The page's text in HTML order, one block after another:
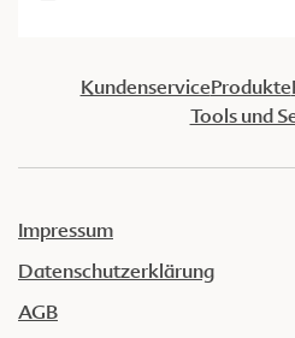
KundenserviceProdukte
Tools und
Impressum
Datenschutzerklärung
AGB